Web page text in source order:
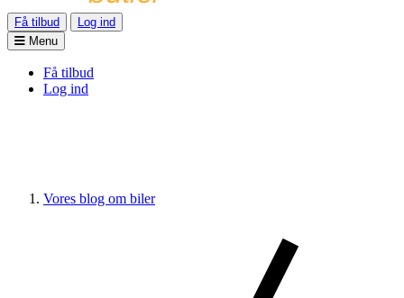
Få tilbud
Log ind
Menu
Få tilbud
Log ind
Vores blog om biler